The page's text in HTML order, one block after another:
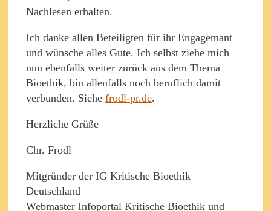
Nachlesen erhalten.
Ich danke allen Beteiligten für ihr Engagemant
und wünsche alles Gute. Ich selbst ziehe mich
nun ebenfalls weiter zurück aus dem Thema
Bioethik, bin allenfalls noch beruflich damit
verbunden. Siehe frodl-pr.de.
Herzliche Grüße
Chr. Frodl
Mitgründer der IG Kritische Bioethik
Deutschland
Webmaster Infoportal Kritische Bioethik und